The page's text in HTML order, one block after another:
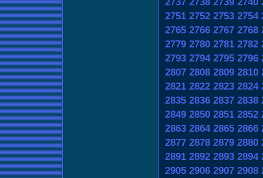
2751 2752 2753 2754
2765 2766 2767 2768
2779 2780 2781 2782
2793 2794 2795 2796
2807 2808 2809 2810
2821 2822 2823 2824
2835 2836 2837 2838
2849 2850 2851 2852
2863 2864 2865 2866
2877 2878 2879 2880
2891 2892 2893 2894
2905 2906 2907 2908